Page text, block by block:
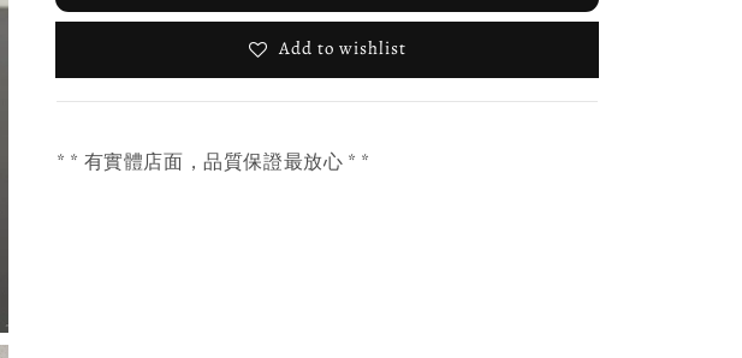
Add to wishlist
* * 有實體店面，品質保證最放心 * *